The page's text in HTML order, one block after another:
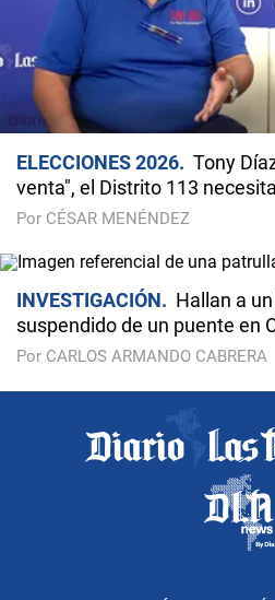
ELECCIONES 2026
Tony
venta", el Distrito 113
Por CÉSAR MENÉNDEZ
INVESTIGACIÓN
Hallan a
suspendido de un puente en
Por CARLOS ARMANDO CABRERA